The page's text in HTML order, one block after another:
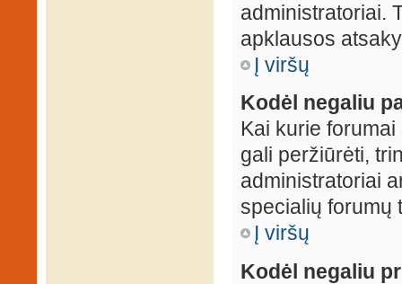
administratoriai.
apklausos
Į viršų
Kodėl negaliu
Kai kurie
gali peržiūrėti,
administratoriai
specialių forumų
Į viršų
Kodėl negaliu